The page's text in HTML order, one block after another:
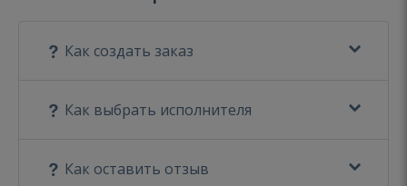
Как создать заказ
Как выбрать исполнителя
Как оставить отзыв